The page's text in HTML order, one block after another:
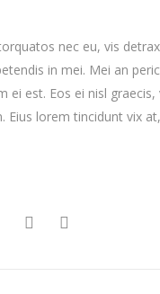
nec eu, vis
in mei. Mei an
ei est. Eos ei nisl graecis,
Eius lorem tincidunt vix